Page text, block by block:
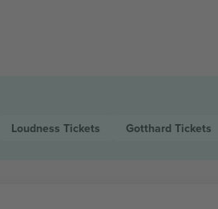
Loudness Tickets Gotthard Tickets